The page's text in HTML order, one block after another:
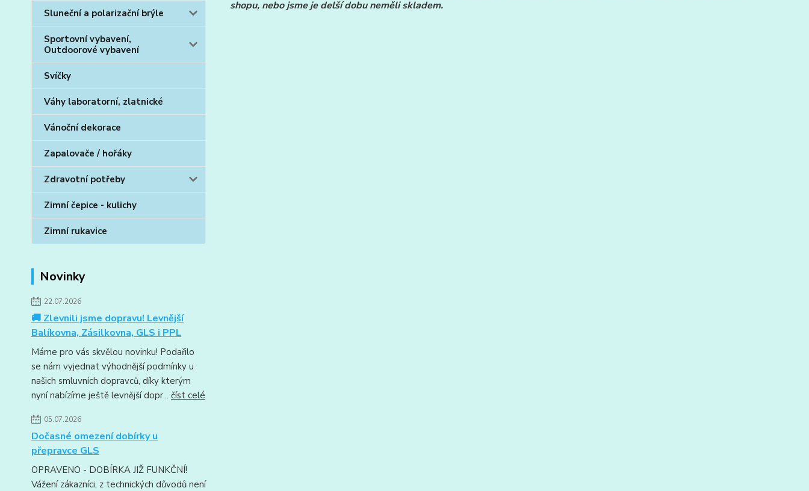
Sluneční a polarizační brýle
Sportovní vybavení,
Outdoorové vybavení
Svíčky
Váhy laboratorní, zlatnické
Vánoční dekorace
Zapalovače / hořáky
Zdravotní potřeby
Zimní čepice - kulichy
Zimní rukavice
Novinky
22.07.2026
🚚 Zlevnili jsme dopravu! Levnější
Balíkovna, Zásilkovna, GLS i PPL
Máme pro vás skvělou novinku! Podařilo
se nám vyjednat výhodnější podmínky u
našich smluvních dopravců, díky kterým
nyní nabízíme ještě levnější dopr... číst celé
05.07.2026
Dočasné omezení dobírky u
přepravce GLS
OPRAVENO - DOBÍRKA JIŽ FUNKČNÍ!
Vážení zákazníci, z technických důvodů není
shopu, nebo jsme je delší dobu neměli skladem.